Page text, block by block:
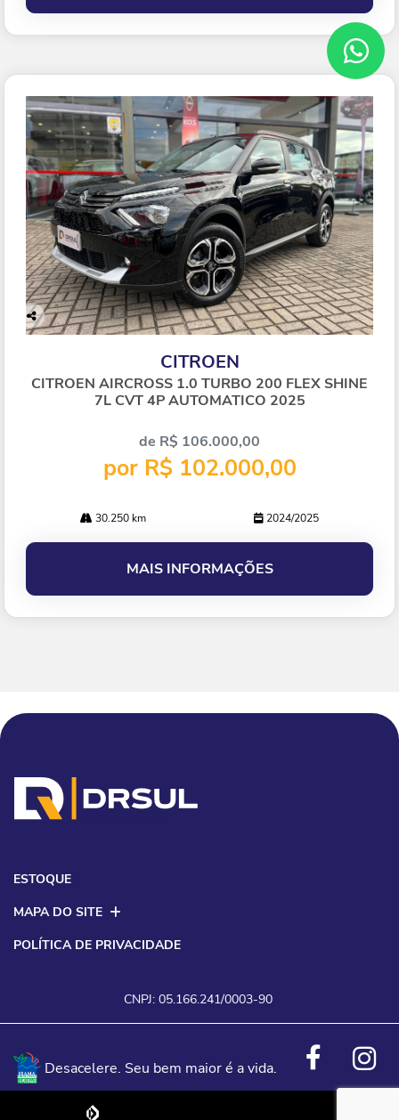
Co
lhe
CITROEN
CITROEN AIRCROSS 1.0 TURBO 200 FLEX SHINE
7L CVT 4P AUTOMATICO 2025
de R$ 106.000,00
por R$ 102.000,00
30.250 km 2024/2025
MAIS INFORMAÇÕES
ESTOQUE
MAPA DO SITE
POLÍTICA DE PRIVACIDADE
CNPJ: 05.166.241/0003-90
Desacelere. Seu bem maior é a vida.